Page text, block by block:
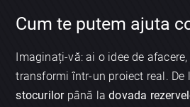
Cum te putem ajuta
Imaginați-vă: ai o idee de
transformi într-un proiect real. De
stocurilorpână ladovada